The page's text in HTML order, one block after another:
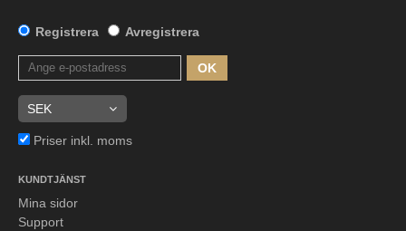
Registrera Avregistrera
OK
Priser inkl. moms
KUNDTJÄNST
Mina sidor
Support